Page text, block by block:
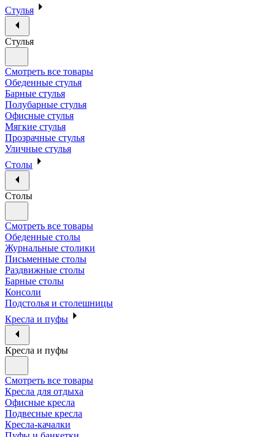
Стулья
Стулья
Смотреть все товары
Обеденные стулья
Барные стулья
Полубарные стулья
Офисные стулья
Мягкие стулья
Прозрачные стулья
Уличные стулья
Столы
Столы
Смотреть все товары
Обеденные столы
Журнальные столики
Письменные столы
Раздвижные столы
Барные столы
Консоли
Подстолья и столешницы
Кресла и пуфы
Кресла и пуфы
Смотреть все товары
Кресла для отдыха
Офисные кресла
Подвесные кресла
Кресла-качалки